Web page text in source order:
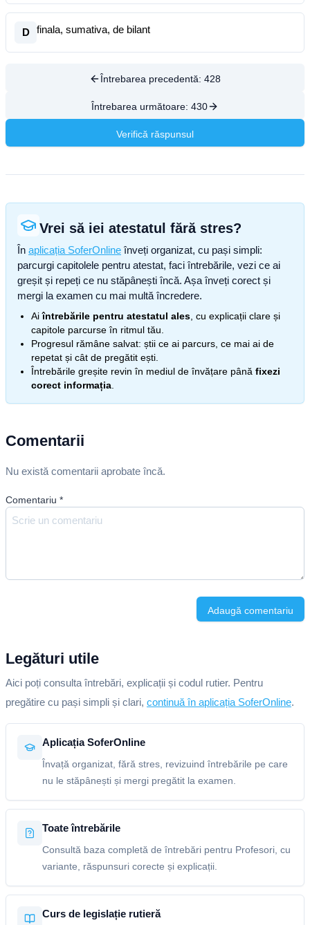
D finala, sumativa, de bilant
Întrebarea precedentă: 428
Întrebarea următoare: 430
Verifică răspunsul
Vrei să iei atestatul fără stres?
În aplicația SoferOnline înveți organizat, cu pași simpli:
parcurgi capitolele pentru atestat, faci întrebările, vezi ce ai
greșit și repeți ce nu stăpânești încă. Așa înveți corect și
mergi la examen cu mai multă încredere.
Aiîntrebările pentru atestatul ales , cu explicații clare și
capitole parcurse în ritmul tău.
Progresul rămâne salvat: știi ce ai parcurs, ce mai ai de
repetat și cât de pregătit ești.
Întrebările greșite revin în mediul de învățare până fixezi
corect informația
Comentarii
Nu există comentarii aprobate încă.
Comentariu *
Adaugă comentariu
Legături utile
Aici poți consulta întrebări, explicații și codul rutier. Pentru
pregătire cu pași simpli și clari, continuă în aplicația SoferOnline.
Aplicația SoferOnline
Învață organizat, fără stres, revizuind întrebările pe care
nu le stăpânești și mergi pregătit la examen.
Toate întrebările
Consultă baza completă de întrebări pentru Profesori, cu
variante, răspunsuri corecte și explicații.
Curs de legislație rutieră